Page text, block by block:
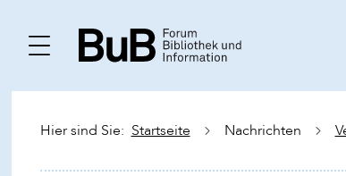
Hier sind Sie: Startseite Nachrichten